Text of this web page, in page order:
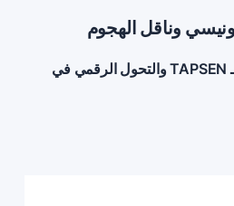
2.1. الأهمية الاستراتيجية لـ TAPSEN والتحول الرقمي في